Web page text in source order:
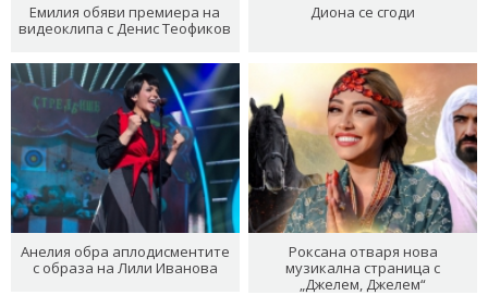
Емилия обяви премиера на
видеоклипа с Денис Теофиков
Диона се сгоди
Анелия обра аплодисментите
с образа на Лили Иванова
Роксана отваря нова
музикална страница с
„Джелем, Джелем“